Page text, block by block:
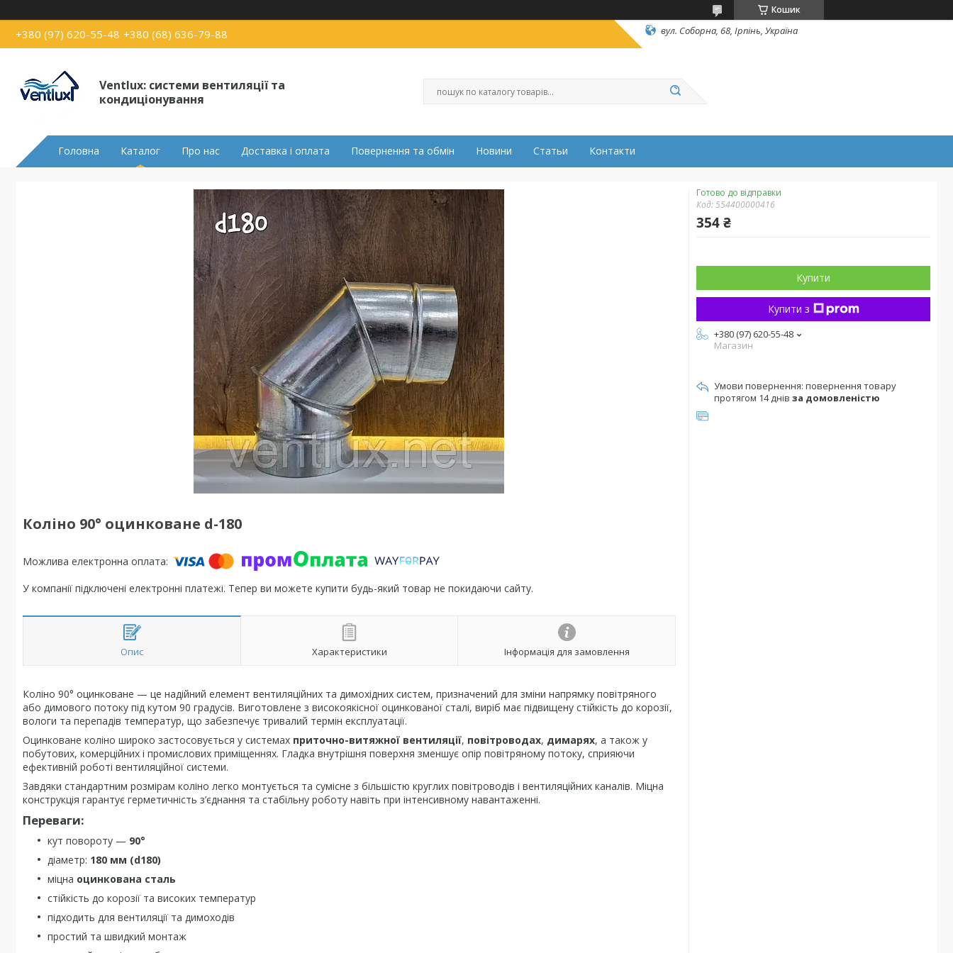
Кошик
+380 (97) 620-55-48 +380 (68) 636-79-88 вул. Соборна, 68, Ірпінь, Україна
Ventlux: системи вентиляції та
кондиціонування
Головна Каталог Про нас Доставка і оплата Повернення та обмін Новини Статьи Контакти
Коліно 90° оцинковане d-180
У компанії підключені електронні платежі. Тепер ви можете купити будь-який товар не покидаючи сайту.
Опис Характеристики Інформація для замовлення
Коліно 90° оцинковане — це надійний елемент вентиляційних та димохідних систем, призначений для зміни напрямку повітряного
або димового потоку під кутом 90 градусів. Виготовлене з високоякісної оцинкованої сталі, виріб має підвищену стійкість до корозії,
вологи та перепадів температур, що забезпечує тривалий термін експлуатації.
Оцинковане коліно широко застосовується у системах приточно-витяжної вентиляції, повітроводах, димарях, а також у
побутових, комерційних і промислових приміщеннях. Гладка внутрішня поверхня зменшує опір повітряному потоку, сприяючи
ефективній роботі вентиляційної системи.
Завдяки стандартним розмірам коліно легко монтується та сумісне з більшістю круглих повітроводів і вентиляційних каналів. Міцна
конструкція гарантує герметичність з’єднання та стабільну роботу навіть при інтенсивному навантаженні.
Переваги:
кут повороту — 90°
діаметр: 180 мм (d180)
міцна оцинкована сталь
стійкість до корозії та високих температур
підходить для вентиляції та димоходів
простий та швидкий монтаж
Готово до відправки
Код:554400000416
354 ₴
Купити
Купити з
+380 (97) 620-55-48
Магазин
повернення товару
протягом 14 днів за домовленістю